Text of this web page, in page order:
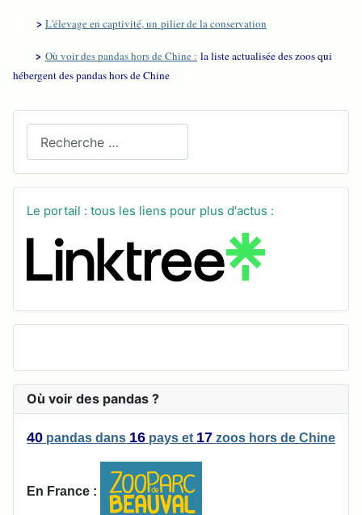
Le portail : tous les liens pour plus d'actus :
Où voir des pandas ?
40 pandas dans 16 pays et 17 zoos hors de Chine
En France :
> L'élevage en captivité, un pilier de la conservation
> Où voir des pandas hors de Chine : la liste actualisée des zoos qui
hébergent des pandas hors de Chine